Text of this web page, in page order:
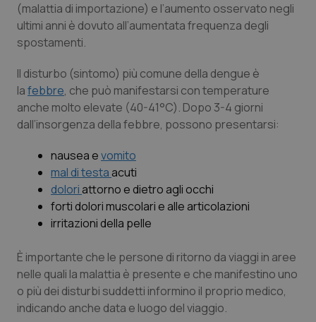
Lazio
Lombardia
Marche
Molise
Piemonte
Provincia Autonoma di Trento
Puglia
Diabete & glucometri
Dolore
Donna & Salute
Epatiti
HIV
Ipertensione & Scompenso
Malattie rare
(malattia di importazione) e l’aumento osservato negli
ultimi anni è dovuto all’aumentata frequenza degli
spostamenti.
Il disturbo (sintomo) più comune della dengue è
lafebbre, che può manifestarsi con temperature
anche molto elevate (40-41°C). Dopo 3-4 giorni
dall’insorgenza della febbre, possono presentarsi:
nausea evomito
mal di testaacuti
doloriattorno e dietro agli occhi
forti dolori muscolari e alle articolazioni
irritazioni della pelle
È importante che le persone di ritorno da viaggi in aree
nelle quali la malattia è presente e che manifestino uno
o più dei disturbi suddetti informino il proprio medico,
indicando anche data e luogo del viaggio.